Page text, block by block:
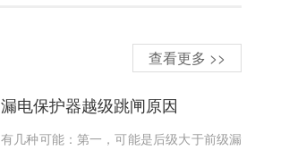
查看更多 >>
漏电保护器越级跳闸原因
有几种可能：第一，可能是后级大于前级漏